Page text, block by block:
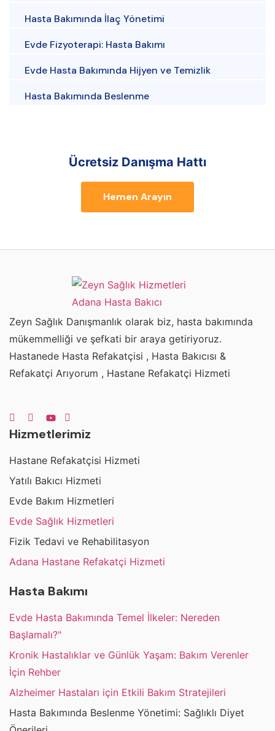
Hasta Bakımında İlaç Yönetimi
Evde Fizyoterapi: Hasta Bakımı
Evde Hasta Bakımında Hijyen ve Temizlik
Hasta Bakımında Beslenme
Ücretsiz Danışma Hattı
Hemen Arayın
Zeyn Sağlık Danışmanlık olarak biz, hasta bakımında
mükemmelliği ve şefkati bir araya getiriyoruz.
Hastanede Hasta Refakatçisi , Hasta Bakıcısı &
Refakatçi Arıyorum , Hastane Refakatçi Hizmeti
Hizmetlerimiz
Hastane Refakatçisi Hizmeti
Yatılı Bakıcı Hizmeti
Evde Bakım Hizmetleri
Evde Sağlık Hizmetleri
Fizik Tedavi ve Rehabilitasyon
Adana Hastane Refakatçi Hizmeti
Hasta Bakımı
Evde Hasta Bakımında Temel İlkeler: Nereden
Başlamalı?"
Kronik Hastalıklar ve Günlük Yaşam: Bakım Verenler
İçin Rehber
Alzheimer Hastaları için Etkili Bakım Stratejileri
Hasta Bakımında Beslenme Yönetimi: Sağlıklı Diyet